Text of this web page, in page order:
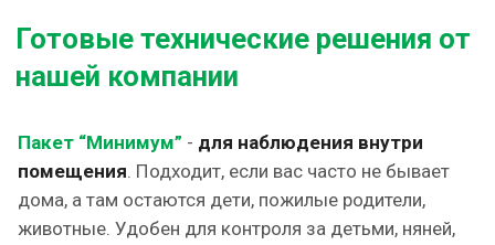
Готовые технические решения от
нашей компании
Пакет “Минимум” - для наблюдения внутри
помещения. Подходит, если вас часто не бывает
дома, а там остаются дети, пожилые родители,
животные. Удобен для контроля за детьми, няней,